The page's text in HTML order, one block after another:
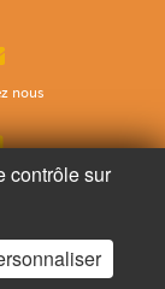
nous
contrôle sur